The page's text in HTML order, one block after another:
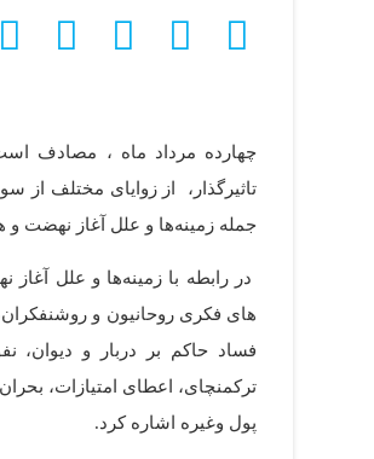
تاثیرگذار، از زوایای مختلف
جمله زمینه‌ها و علل آغاز نهضت
در رابطه با زمینه‌ها و علل
های فکری روحانیون و
فساد حاکم بر دربار و دیوان،
ترکمنچای، اعطای امتیازات،
پول وغیره اشاره کرد.